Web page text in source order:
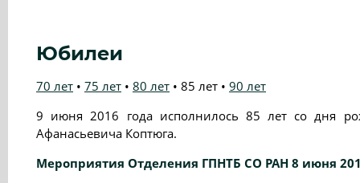
Юбилеи
70 лет • 75 лет • 80 лет • 85 лет • 90 лет
9 июня 2016 года исполнилось 85 лет со дня
Афанасьевича Коптюга.
Мероприятия Отделения ГПНТБ СО РАН 8 июня